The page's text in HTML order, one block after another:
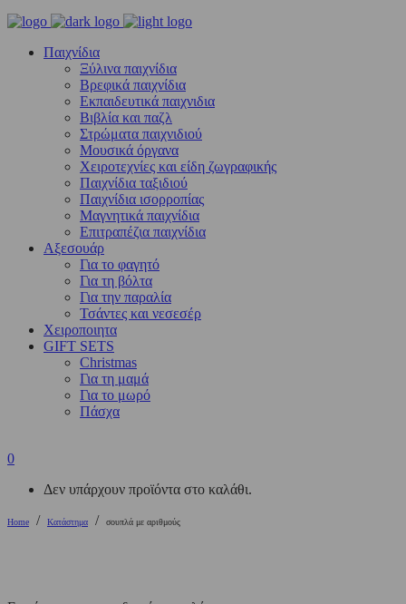
Παιχνίδια
Ξύλινα παιχνίδια
Βρεφικά παιχνίδια
Εκπαιδευτικά παιχνιδια
Βιβλία και παζλ
Στρώματα παιχνιδιού
Μουσικά όργανα
Χειροτεχνίες και είδη ζωγραφικής
Παιχνίδια ταξιδιού
Παιχνίδια ισορροπίας
Μαγνητικά παιχνίδια
Επιτραπέζια παιχνίδια
Αξεσουάρ
Για το φαγητό
Για τη βόλτα
Για την παραλία
Τσάντες και νεσεσέρ
Χειροποιητα
GIFT SETS
Christmas
Για τη μαμά
Για το μωρό
Πάσχα
0
Δεν υπάρχουν προϊόντα στο καλάθι.
Home / Κατάστημα / σουπλά με αριθμούς